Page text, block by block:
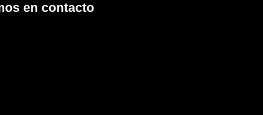
en contacto